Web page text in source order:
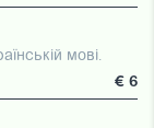
мові.
€ 6